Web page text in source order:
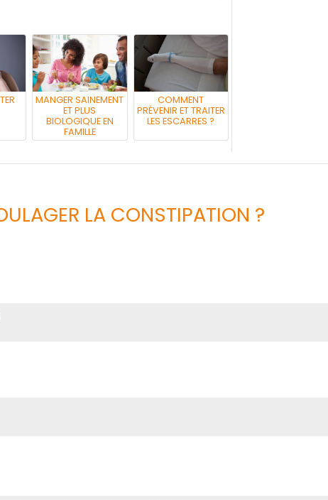
MANGER SAINEMENT
ET PLUS
BIOLOGIQUE EN
FAMILLE
COMMENT
PRÉVENIR ET TRAITER
LES ESCARRES ?
LA CONSTIPATION ?